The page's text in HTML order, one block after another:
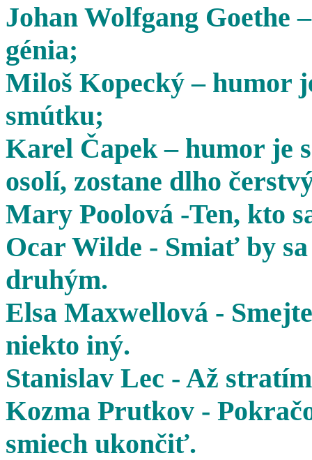
Johan Wolfgang Goethe
génia;
Miloš Kopecký – humor
smútku;
Karel Čapek – humor je
osolí, zostane dlho
Mary Poolová -Ten, kto
Ocar Wilde - Smiať by
druhým.
Elsa Maxwellová -
niekto iný.
Stanislav Lec - Až
Kozma Prutkov -
smiech ukončiť.